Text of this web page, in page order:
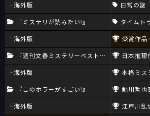
海外版
『ミステリが読みたい!』
海外版
『週刊文春ミステリーベスト10』
海外版
『このホラーがすごい!』
海外版
日常の謎
タイムト
受賞作品
日本推理
本格ミス
鮎川哲也
江戸川乱